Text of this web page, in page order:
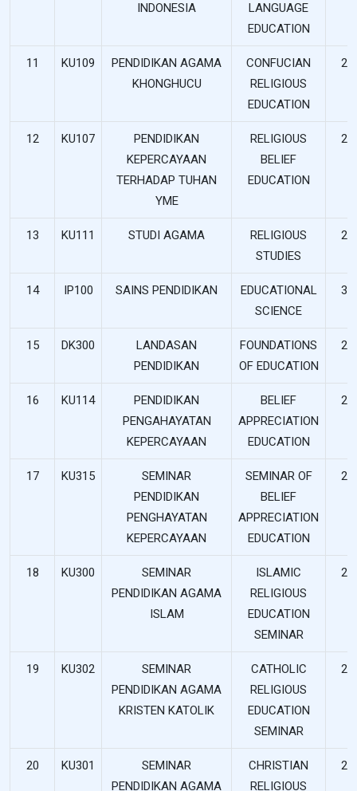
INDONESIA
LANGUAGE
EDUCATION
11 KU109
PENDIDIKAN AGAMA
KHONGHUCU
CONFUCIAN
RELIGIOUS
EDUCATION
2
12 KU107
PENDIDIKAN
KEPERCAYAAN
TERHADAP TUHAN
YME
RELIGIOUS
BELIEF
EDUCATION
2
13 KU111 STUDI AGAMA
RELIGIOUS
STUDIES
2
14 IP100 SAINS PENDIDIKAN
EDUCATIONAL
SCIENCE
3
15 DK300
LANDASAN
PENDIDIKAN
FOUNDATIONS
OF EDUCATION
2
16 KU114
PENDIDIKAN
PENGAHAYATAN
KEPERCAYAAN
BELIEF
APPRECIATION
EDUCATION
2
17 KU315
SEMINAR
PENDIDIKAN
PENGHAYATAN
KEPERCAYAAN
SEMINAR OF
BELIEF
APPRECIATION
EDUCATION
2
18 KU300
SEMINAR
PENDIDIKAN AGAMA
ISLAM
ISLAMIC
RELIGIOUS
EDUCATION
SEMINAR
2
19 KU302
SEMINAR
PENDIDIKAN AGAMA
KRISTEN KATOLIK
CATHOLIC
RELIGIOUS
EDUCATION
SEMINAR
2
20 KU301
SEMINAR
PENDIDIKAN AGAMA
CHRISTIAN
RELIGIOUS
2